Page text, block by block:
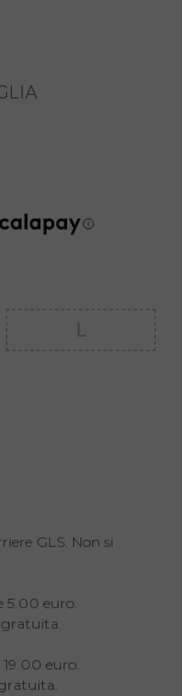
GLS. Non si
5.00 euro.
gratuita.
euro.